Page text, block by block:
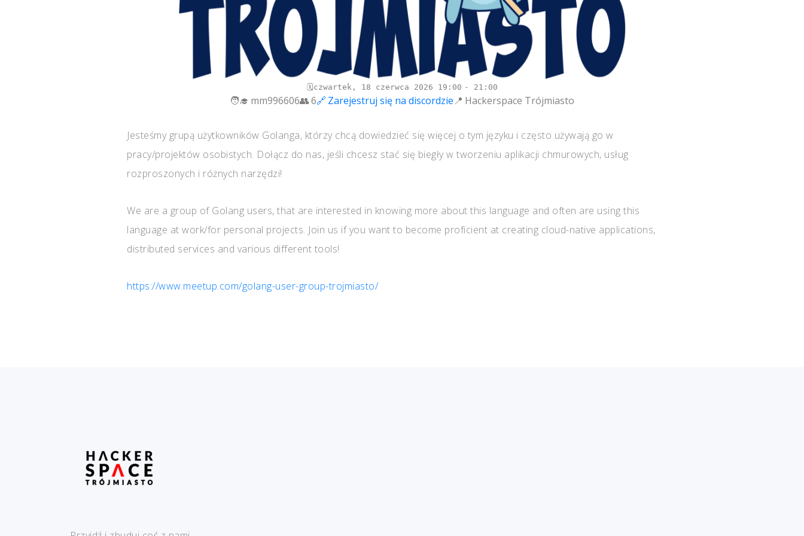
czwartek, 18 czerwca 2026 19:00 21:00
mm996606 6 Zarejestruj się na discordzie Hackerspace Trójmiasto
Jesteśmy grupą użytkowników Golanga, którzy chcą dowiedzieć się więcej o tym języku i często używają go w
pracy/projektów osobistych. Dołącz do nas, jeśli chcesz stać się biegły w tworzeniu aplikacji chmurowych, usług
rozproszonych i różnych narzędzi!
We are a group of Golang users, that are interested in knowing more about this language and often are using this
language at work/for personal projects. Join us if you want to become proficient at creating cloud-native applications,
distributed services and various different tools!
https://www.meetup.com/golang-user-group-trojmiasto/